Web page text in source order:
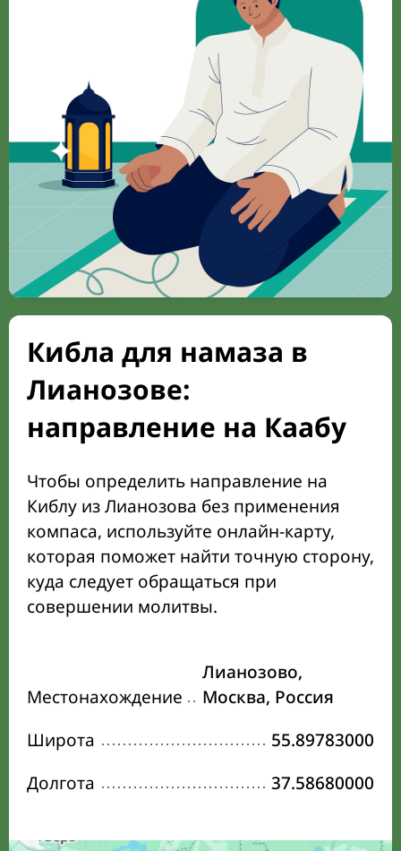
Кибла для намаза в
Лианозове:
направление на Каабу
Чтобы определить направление на
Киблу из Лианозова без применения
компаса, используйте онлайн-карту,
которая поможет найти точную сторону,
куда следует обращаться при
совершении молитвы.
Местонахождение
Лианозово,
Москва, Россия
Широта
55.89783000
Долгота
37.58680000